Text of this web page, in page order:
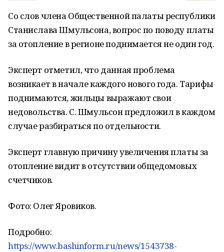
Со слов члена Общественной палаты республики
Станислава Шмульсона, вопрос по поводу платы
за отопление в регионе поднимается не один год.
Эксперт отметил, что данная проблема
возникает в начале каждого нового года. Тарифы
поднимаются, жильцы выражают свои
недовольства. С. Шмульсон предложил в каждом
случае разбираться по отдельности.
Эксперт главную причину увеличения платы за
отопление видит в отсутствии общедомовых
счетчиков.
Фото: Олег Яровиков.
Подробно:
https://www.bashinform.ru/news/1543738-